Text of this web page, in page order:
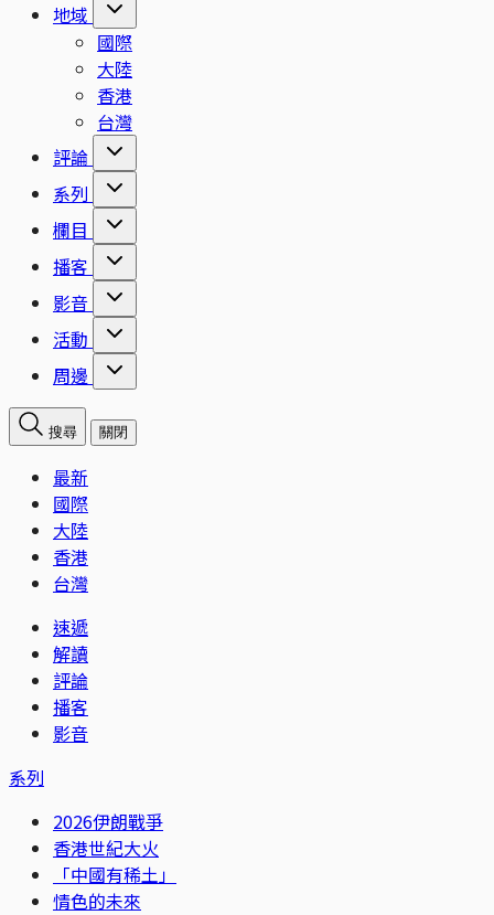
地域
國際
大陸
香港
台灣
評論
系列
欄目
播客
影音
活動
周邊
搜尋 關閉
最新
國際
大陸
香港
台灣
速遞
解讀
評論
播客
影音
系列
2026伊朗戰爭
香港世紀大火
「中國有稀土」
情色的未來